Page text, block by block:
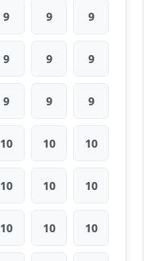
9 9 9
9 9 9
9 9 9
10 10 10
10 10 10
10 10 10